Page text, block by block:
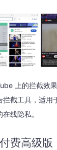
上的拦截效
拦截工具，适
线隐私。
费高级版